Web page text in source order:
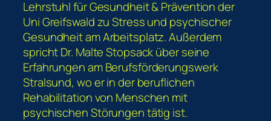
Lehrstuhl für Gesundheit & Prävention der
Uni Greifswald zu Stress und psychischer
Gesundheit am Arbeitsplatz. Außerdem
spricht Dr. Malte Stopsack über seine
Erfahrungen am Berufsförderungswerk
Stralsund, wo er in der beruflichen
Rehabilitation von Menschen mit
psychischen Störungen tätig ist.